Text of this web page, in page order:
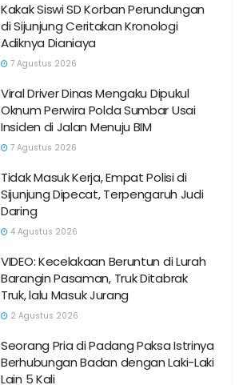
Kakak Siswi SD Korban Perundungan
di Sijunjung Ceritakan Kronologi
Adiknya Dianiaya
7 Agustus 2026
Viral Driver Dinas Mengaku Dipukul
Oknum Perwira Polda Sumbar Usai
Insiden di Jalan Menuju BIM
7 Agustus 2026
Tidak Masuk Kerja, Empat Polisi di
Sijunjung Dipecat, Terpengaruh Judi
Daring
4 Agustus 2026
VIDEO: Kecelakaan Beruntun di Lurah
Barangin Pasaman, Truk Ditabrak
Truk, lalu Masuk Jurang
2 Agustus 2026
Seorang Pria di Padang Paksa Istrinya
Berhubungan Badan dengan Laki-Laki
Lain 5 Kali